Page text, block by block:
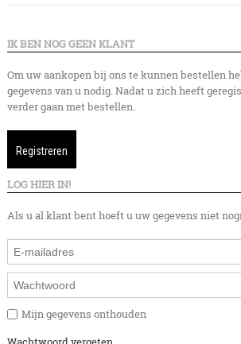
IK BEN NOG GEEN KLANT
Om uw aankopen bij ons te kunnen bestellen
gegevens van u nodig. Nadat u zich heeft
verder gaan met bestellen.
Registreren
LOG HIER IN!
Als u al klant bent hoeft u uw gegevens niet
Mijn gegevens onthouden